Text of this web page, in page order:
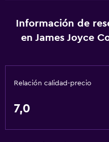
Información de
en James Joyce
Relación calidad-precio
7,0